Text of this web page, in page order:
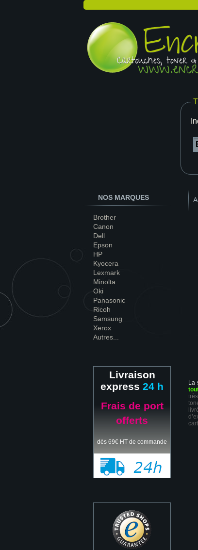
NOS MARQUES
Brother
Canon
Dell
Epson
HP
Kyocera
Lexmark
Minolta
Oki
Panasonic
Ricoh
Samsung
Xerox
Autres...
Livraison
express 24 h
Frais de port
offerts
dès 69€ HT de commande
La